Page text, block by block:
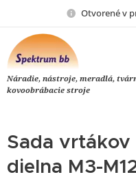
Otvorené v
Náradie, nástroje, meradlá,
kovoobrábacie stroje
Sada vrtákov
dielna M3-